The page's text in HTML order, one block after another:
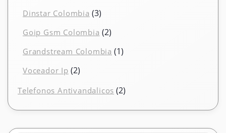
Dinstar Colombia 33
Goip Gsm Colombia 22
Grandstream Colombia 11
Voceador Ip 22
Telefonos Antivandalicos 22